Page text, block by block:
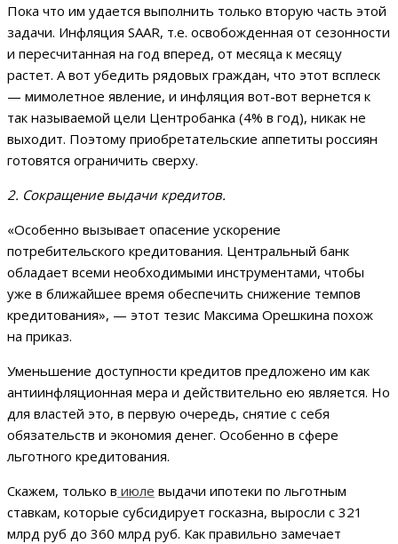
Пока что им удается выполнить только вторую часть этой
задачи. Инфляция SAAR, т.е. освобожденная от сезонности
и пересчитанная на год вперед, от месяца к месяцу
растет. А вот убедить рядовых граждан, что этот всплеск
— мимолетное явление, и инфляция вот-вот вернется к
так называемой цели Центробанка (4% в год), никак не
выходит. Поэтому приобретательские аппетиты россиян
готовятся ограничить сверху.
2. Сокращение выдачи кредитов.
«Особенно вызывает опасение ускорение
потребительского кредитования. Центральный банк
обладает всеми необходимыми инструментами, чтобы
уже в ближайшее время обеспечить снижение темпов
кредитования», — этот тезис Максима Орешкина похож
на приказ.
Уменьшение доступности кредитов предложено им как
антиинфляционная мера и действительно ею является. Но
для властей это, в первую очередь, снятие с себя
обязательств и экономия денег. Особенно в сфере
льготного кредитования.
Скажем, только в июле выдачи ипотеки по льготным
ставкам, которые субсидирует госказна, выросли с 321
млрд руб до 360 млрд руб. Как правильно замечает